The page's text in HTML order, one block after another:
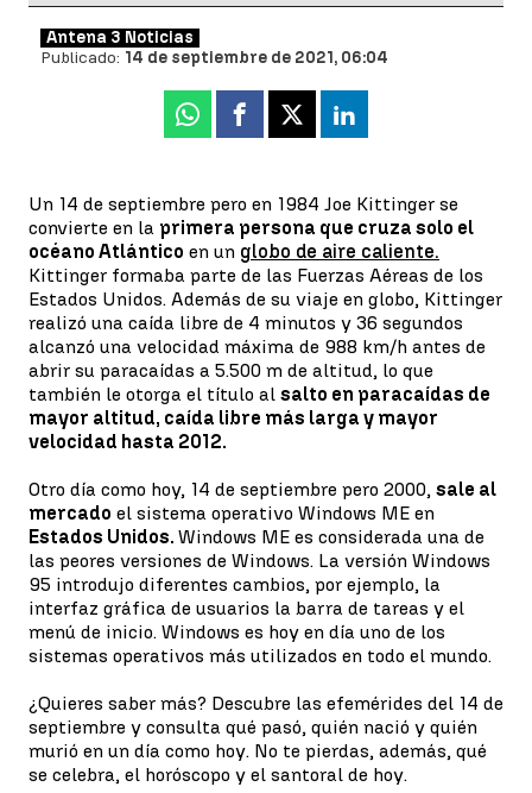
Antena 3 Noticias
Publicado: 14 de septiembre de 2021, 06:04
Whatsapp
Facebook
X Linkedin
Un 14 de septiembre pero en 1984 Joe Kittinger se
convierte en la primera persona que cruza solo el
océano Atlántico en un globo de aire caliente.
Kittinger formaba parte de las Fuerzas Aéreas de los
Estados Unidos. Además de su viaje en globo, Kittinger
realizó una caída libre de 4 minutos y 36 segundos
alcanzó una velocidad máxima de 988 km/h antes de
abrir su paracaídas a 5.500 m de altitud, lo que
también le otorga el título al salto en paracaídas de
mayor altitud, caída libre más larga y mayor
velocidad hasta 2012.
Otro día como hoy, 14 de septiembre pero 2000, sale al
mercado el sistema operativo Windows ME en
Estados Unidos. Windows ME es considerada una de
las peores versiones de Windows. La versión Windows
95 introdujo diferentes cambios, por ejemplo, la
interfaz gráfica de usuarios la barra de tareas y el
menú de inicio. Windows es hoy en día uno de los
sistemas operativos más utilizados en todo el mundo.
¿Quieres saber más? Descubre las efemérides del 14 de
septiembre y consulta qué pasó, quién nació y quién
murió en un día como hoy. No te pierdas, además, qué
se celebra, el horóscopo y el santoral de hoy.